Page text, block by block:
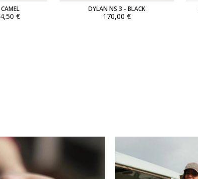
€
DYLAN NS 3 - BLACK
170,00 €